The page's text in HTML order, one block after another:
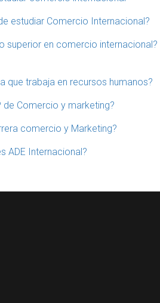
estudiar Comercio Internacional?
superior en comercio internacional?
que trabaja en recursos humanos?
de Comercio y marketing?
comercio y Marketing?
ADE Internacional?